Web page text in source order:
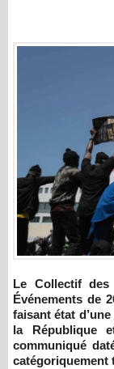
Le Collectif des Ex-Détenus Politiques et Victimes des
Événements de
faisant état
la République
communiqué
catégoriquement